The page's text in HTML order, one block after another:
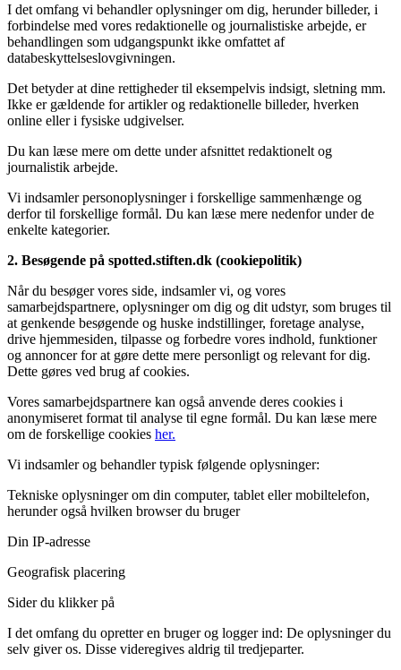
I det omfang vi behandler oplysninger om dig, herunder billeder, i
forbindelse med vores redaktionelle og journalistiske arbejde, er
behandlingen som udgangspunkt ikke omfattet af
databeskyttelseslovgivningen.
Det betyder at dine rettigheder til eksempelvis indsigt, sletning mm.
Ikke er gældende for artikler og redaktionelle billeder, hverken
online eller i fysiske udgivelser.
Du kan læse mere om dette under afsnittet redaktionelt og
journalistik arbejde.
Vi indsamler personoplysninger i forskellige sammenhænge og
derfor til forskellige formål. Du kan læse mere nedenfor under de
enkelte kategorier.
2. Besøgende på spotted.stiften.dk (cookiepolitik)
Når du besøger vores side, indsamler vi, og vores
samarbejdspartnere, oplysninger om dig og dit udstyr, som bruges til
at genkende besøgende og huske indstillinger, foretage analyse,
drive hjemmesiden, tilpasse og forbedre vores indhold, funktioner
og annoncer for at gøre dette mere personligt og relevant for dig.
Dette gøres ved brug af cookies.
Vores samarbejdspartnere kan også anvende deres cookies i
anonymiseret format til analyse til egne formål. Du kan læse mere
om de forskellige cookies her.
Vi indsamler og behandler typisk følgende oplysninger:
Tekniske oplysninger om din computer, tablet eller mobiltelefon,
herunder også hvilken browser du bruger
Din IP-adresse
Geografisk placering
Sider du klikker på
I det omfang du opretter en bruger og logger ind: De oplysninger du
selv giver os. Disse videregives aldrig til tredjeparter.